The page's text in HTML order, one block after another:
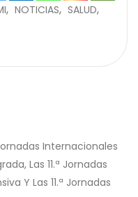
NOTICIAS
SALUD
Internacionales
Las 11.ª Jornadas
Y Las 11.ª Jornadas